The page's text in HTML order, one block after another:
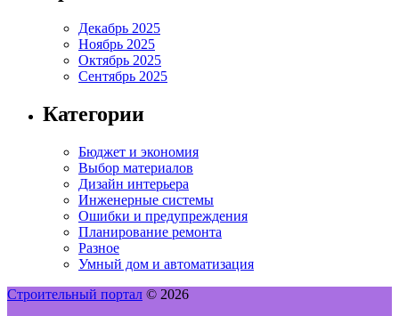
Декабрь 2025
Ноябрь 2025
Октябрь 2025
Сентябрь 2025
Категории
Бюджет и экономия
Выбор материалов
Дизайн интерьера
Инженерные системы
Ошибки и предупреждения
Планирование ремонта
Разное
Умный дом и автоматизация
Строительный портал © 2026